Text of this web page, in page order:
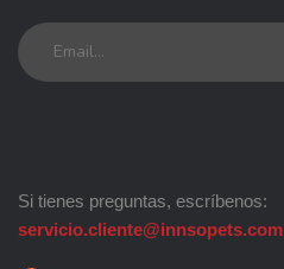
Si tienes preguntas, escríbenos:
servicio.cliente@innsopets.com